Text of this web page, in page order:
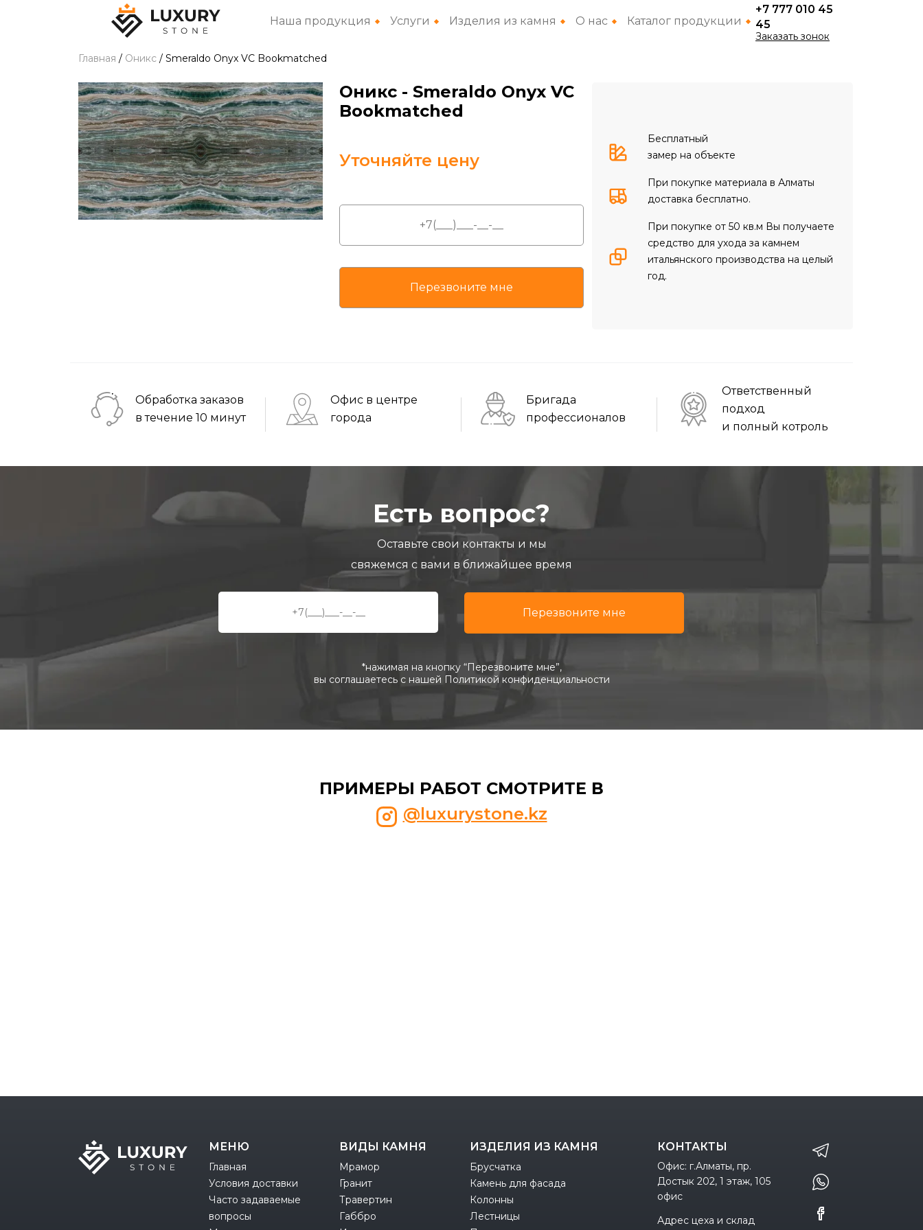
Наша продукция Услуги Изделия из камня О нас Каталог продукции
+7 777 010 45
45
Заказать зонок
Главная / Оникс / Smeraldo Onyx VC Bookmatched
Оникс - Smeraldo Onyx VC
Bookmatched
Уточняйте цену
Бесплатный
замер на объекте
При покупке материала в Алматы
доставка бесплатно.
При покупке от 50 кв.м Вы получаете
средство для ухода за камнем
итальянского производства на целый
год.
Обработка заказов
в течение 10 минут
Офис в центре
города
Бригада
профессионалов
Ответственный
подход
и полный котроль
Есть вопрос?
Оставьте свои контакты и мы
свяжемся с вами в ближайшее время
*нажимая на кнопку “Перезвоните мне”,
вы соглашаетесь с нашей Политикой конфиденциальности
ПРИМЕРЫ РАБОТ СМОТРИТЕ В
@luxurystone.kz
МЕНЮ
Главная
Условия доставки
Часто задаваемые
вопросы
ВИДЫ КАМНЯ
Мрамор
Гранит
Травертин
Габбро
ИЗДЕЛИЯ ИЗ КАМНЯ
Брусчатка
Камень для фасада
Колонны
Лестницы
КОНТАКТЫ
Офис: г.Алматы, пр.
Достык 202, 1 этаж, 105
офис
Адрес цеха и склад